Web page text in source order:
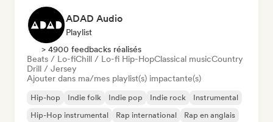
ADAD Audio
Playlist
> 4900 feedbacks réalisés
Beats / Lo-fiChill / Lo-fi Hip-HopClassical musicCountry
Drill / Jersey
Ajouter dans ma/mes playlist(s) impactante(s)
Hip-hop Indie folk Indie pop Indie rock
Instrumental
Hip-Hop instrumental
Rap international Rap en anglais